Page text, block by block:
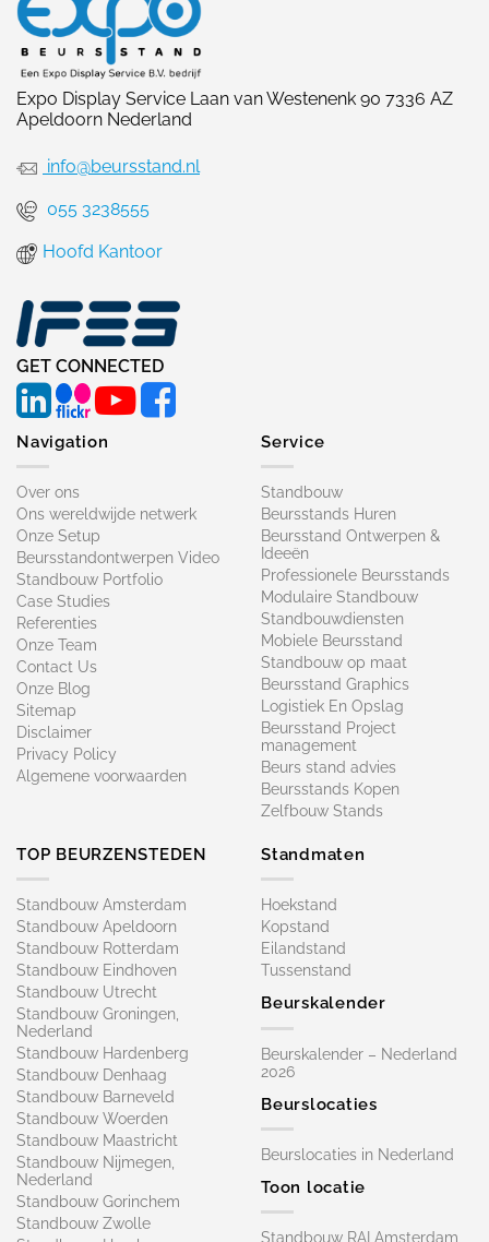
Expo Display Service Laan van Westenenk 90 7336 AZ
Apeldoorn Nederland
info@beursstand.nl
055 3238555
Hoofd Kantoor
GET CONNECTED
Navigation
Over ons
Ons wereldwijde netwerk
Onze Setup
Beursstandontwerpen Video
Standbouw Portfolio
Case Studies
Referenties
Onze Team
Contact Us
Onze Blog
Sitemap
Disclaimer
Privacy Policy
Algemene voorwaarden
Service
Standbouw
Beursstands Huren
Beursstand Ontwerpen &
Ideeën
Professionele Beursstands
Modulaire Standbouw
Standbouwdiensten
Mobiele Beursstand
Standbouw op maat​
Beursstand Graphics
Logistiek En Opslag
Beursstand Project
management
Beurs stand advies
Beursstands Kopen
Zelfbouw Stands
TOP BEURZENSTEDEN
Standbouw Amsterdam
Standbouw Apeldoorn
Standbouw Rotterdam
Standbouw Eindhoven
Standbouw Utrecht
Standbouw Groningen,
Nederland
Standbouw Hardenberg
Standbouw Denhaag
Standbouw Barneveld
Standbouw Woerden
Standbouw Maastricht
Standbouw Nijmegen,
Nederland
Standbouw Gorinchem
Standbouw Zwolle
Standmaten
Hoekstand
Kopstand
Eilandstand
Tussenstand
Beurskalender
Beurskalender – Nederland
2026
Beurslocaties
Beurslocaties in Nederland
Toon locatie
Standbouw RAI Amsterdam